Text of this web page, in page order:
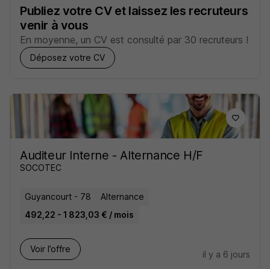
Publiez votre CV et laissez les recruteurs
venir à vous
En moyenne, un CV est consulté par 30 recruteurs !
Déposez votre CV
Auditeur Interne - Alternance H/F
SOCOTEC
Guyancourt - 78
Alternance
492,22 - 1 823,03 € / mois
Voir l’offre
il y a 6 jours